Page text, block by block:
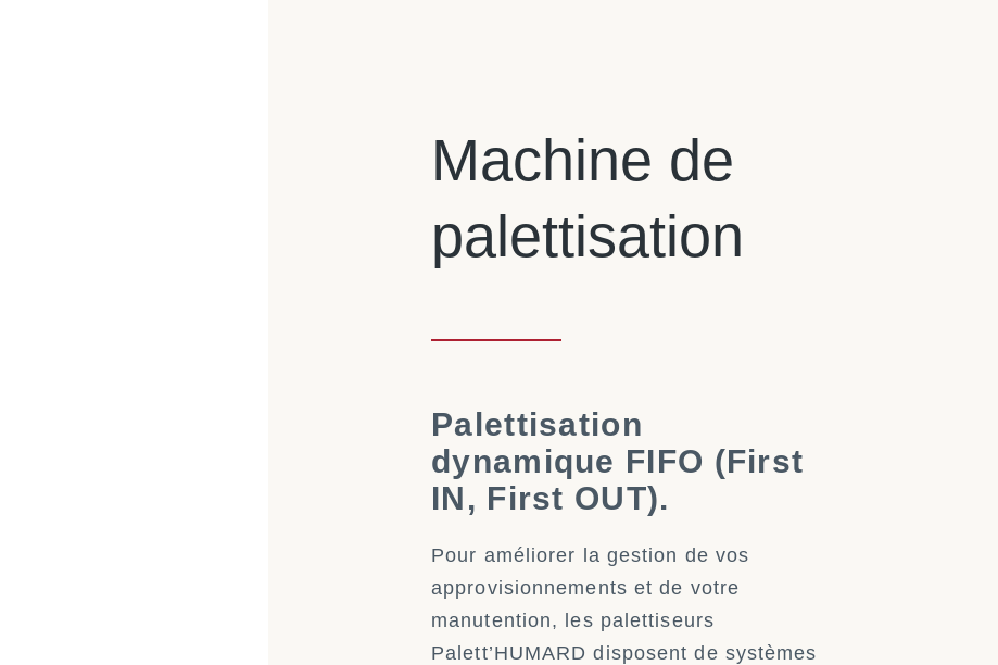
Machine de
palettisation
Palettisation
dynamique FIFO (First
IN, First OUT).
Pour améliorer la gestion de vos
approvisionnements et de votre
manutention, les palettiseurs
Palett’HUMARD disposent de systèmes